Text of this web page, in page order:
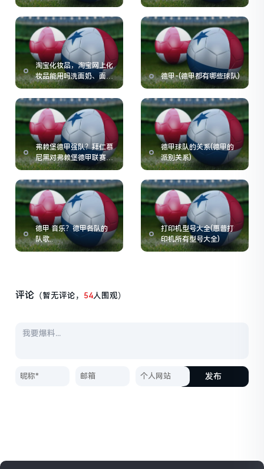
淘宝化妆品，淘宝网上化
妆品能用吗洗面奶、面之
类的
德甲-(德甲都有哪些球队)
弗赖堡德甲强队？拜仁慕
尼黑对弗赖堡德甲联赛的
一场激烈对决
德甲球队的关系(德甲的
派别关系)
德甲 音乐？德甲各队的
队歌..
打印机型号大全(惠普打
印机所有型号大全)
评论 （暂无评论， 54人围观）
发布